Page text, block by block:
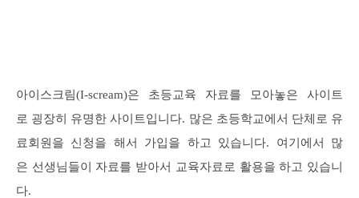
아이스크림(I-scream)은 초등교육 자료를 모아놓은 사이트
로 굉장히 유명한 사이트입니다. 많은 초등학교에서 단체로 유
료회원을 신청을 해서 가입을 하고 있습니다. 여기에서 많
은 선생님들이 자료를 받아서 교육자료로 활용을 하고 있습니
다.